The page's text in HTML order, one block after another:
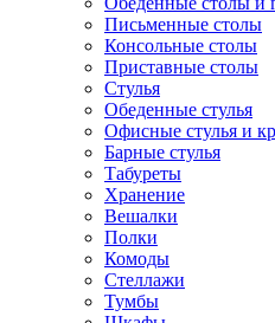
Письменные столы
Консольные столы
Приставные столы
Стулья
Обеденные стулья
Офисные стулья и
Барные стулья
Табуреты
Хранение
Вешалки
Полки
Комоды
Стеллажи
Тумбы